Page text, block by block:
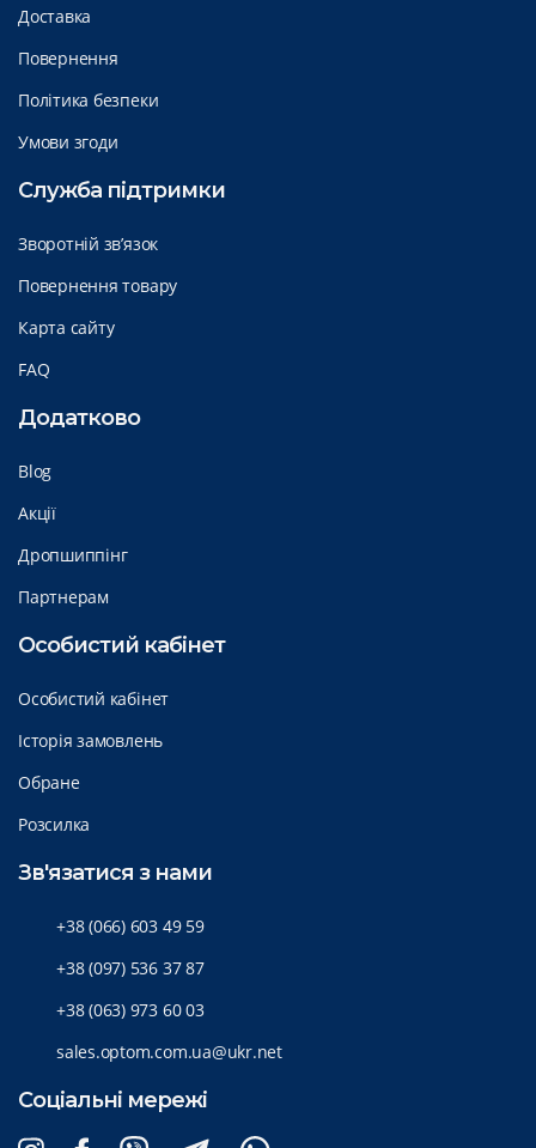
Доставка
Повернення
Політика безпеки
Умови згоди
Служба підтримки
Зворотній зв’язок
Повернення товару
Карта сайту
FAQ
Додатково
Blog
Акції
Дропшиппінг
Партнерам
Особистий кабінет
Особистий кабінет
Історія замовлень
Обране
Розсилка
Зв'язатися з нами
+38 (066) 603 49 59
+38 (097) 536 37 87
+38 (063) 973 60 03
sales.optom.com.ua@ukr.net
Соціальні мережі